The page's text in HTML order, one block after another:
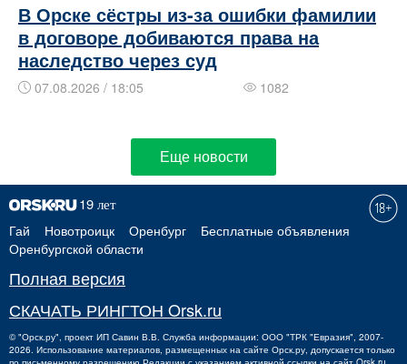
В Орске сёстры из-за ошибки фамилии
в договоре добиваются права на
наследство через суд
07.08.2026 / 18:05 1082
Еще новости
Гай Новотроицк Оренбург
Бесплатные объявления
Оренбургской области
Полная версия
СКАЧАТЬ РИНГТОН Orsk.ru
©"Орск.ру", проект ИП Савин В.В. Служба информации: ООО "ТРК "Евразия", 2007-
2026. Использование материалов, размещенных на сайте Орск.ру, допускается только